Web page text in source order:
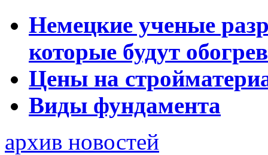
Немецкие ученые
которые будут
Цены на
Виды фундамента
архив новостей